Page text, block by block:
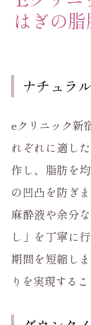
はぎの
ナチュラ
eクリニック新
れぞれに適し
作し、脂肪を
の凹凸を防ぎ
麻酔液や余分
し」を丁寧に
期間を短縮し
りを実現する